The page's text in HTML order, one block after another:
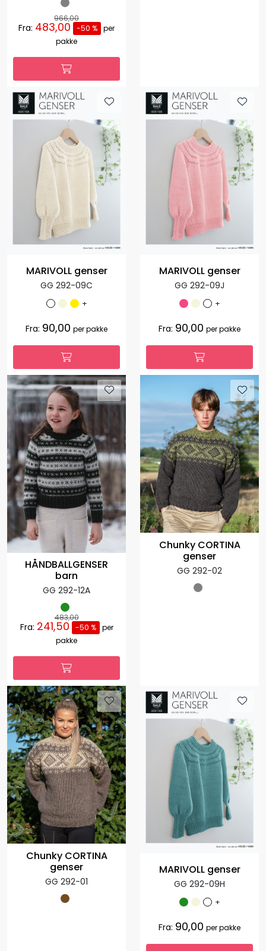
966,00
Fra: 483,00 -50 % per
pakke
MARIVOLL genser
GG 292-09C
+
Fra: 90,00 per pakke
MARIVOLL genser
GG 292-09J
+
Fra: 90,00 per pakke
HÅNDBALLGENSER
barn
GG 292-12A
483,00
Fra: 241,50 -50 %
per
pakke
Chunky CORTINA
genser
GG 292-02
Chunky CORTINA
genser
GG 292-01
MARIVOLL genser
GG 292-09H
+
Fra: 90,00 per pakke